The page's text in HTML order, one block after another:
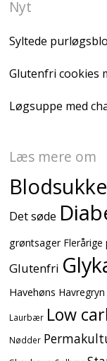
Nyt
Syltede
Glutenfri cookies
Løgsuppe med
Læs mere om
Det søde
grøntsager Flerårige
Glutenfri
Havehøns Havregryn
Laurbær Low
Nødder